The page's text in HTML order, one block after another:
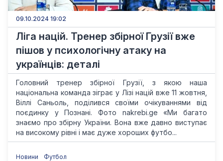
09.10.2024 19:02
Ліга націй. Тренер збірної Грузії вже
пішов у психологічну атаку на
українців: деталі
Головний тренер збірної Грузії, з якою наша
національна команда зіграє у Лізі націй вже 11 жовтня,
Віллі Саньоль, поділився своїми очікуваннями від
поєдинку у Познані. Фото nakrebi.ge «Ми багато
знаємо про збірну України. Вона вже давно виступає
на високому рівні і має дуже хороших футбо...
Новини Футбол